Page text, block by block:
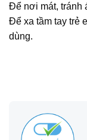
Để nơi mát, tránh
Để xa tầm tay trẻ
dùng.